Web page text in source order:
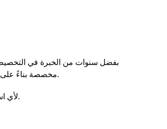
بفضل سنوات من الخبرة في
مخصصة بناءً على ظروف العمل الفعلية لضمان التشغيل الآمن والمستقر وطويل الأمد للمعدات.
لأي استفسارات، يرجى الاتصال بشركة كوانغشانكرين للحصول على خدمة احترافية.